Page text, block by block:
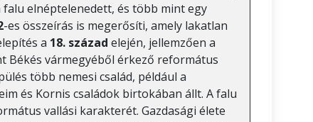
falu elnéptelenedett, és több mint egy
-es összeírás is megerősíti, amely lakatlan
a 18. század elején, jellemzően a
Békés vármegyéből érkező református
több nemesi család, például a
és Kornis családok birtokában állt. A falu
vallási karakterét. Gazdasági élete